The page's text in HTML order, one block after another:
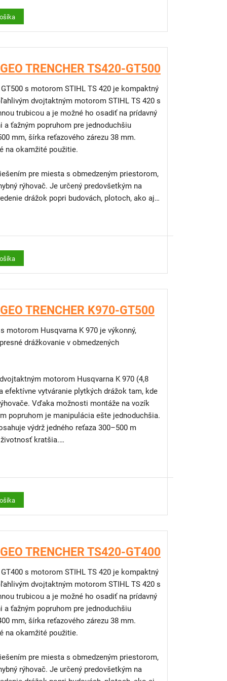
pre GeoTrencher
+ 3 skrutky
reťaze
vzduchového filtra)
need a GeoTrencher
3,7 kW
aj 25 mm a 60 mm)
plotoch, budovách a pre vývody k
prenos výkonu, minimálne opotrebenie, dlhá
výkon/hmotnosť, spoľahlivý štart a nízke
vďaka remeňu Poly-V, štartéru
Air Filtration™
valec a digitálne zapaľovanie spolu s
obsluhy pri dlhšom používaní
pre GeoTrencher
+ 3 skrutky
reťaze
vzduchového filtra)
need a GeoTrencher
TRENCHER TS420-GT500
s motorom STIHL TS 420 je kompaktný
dvojtaktným motorom STIHL TS 420 s
trubicou a je možné ho osadiť na prídavný
a ťažným popruhom pre jednoduchšiu
mm, šírka reťazového zárezu 38 mm.
na okamžité použitie.
pre miesta s obmedzeným priestorom,
rýhovač. Je určený predovšetkým na
drážok popri budovách, plotoch, ako aj
STIHL TS 420 je výkonný a univerzálny
špičku na trhu. Vďaka nízkej hmotnosti,
úrovni vibrácií zabezpečuje vysoký komfort
produktivitu. V kombinácii s voliteľným
systémom vrstveného plnenia, ktorý
spotrebu paliva a emisie. Výrazne obmedzuje
výfukových plynoch, čo vedie k čistejšej a
cez odstredivý mechanizmus zabezpečuje,
a odvádzaných mimo sací systém
servisný interval výmeny penového
prenos vibrácií z motora do rúk a paží
so strojom podstatne menej namáhavá a
znižuje silu potrebnú na naštartovanie
palivovou pumpou, niekoľkými stlačeniami
čas a námahu pri štarte – počet ťahov za
o 40 %. Palivo sa tým rýchlo dostane do
motora.
tomu, aby sa zmes paliva a vzduchu
TRENCHER K970-GT500
motorom Husqvarna K 970 je výkonný,
drážkovanie v obmedzených
motorom Husqvarna K 970 (4,8
efektívne vytváranie plytkých drážok tam, kde
Vďaka možnosti montáže na vozík
popruhom je manipulácia ešte jednoduchšia.
výdrž jedného reťaza 300–500 m
kratšia.
4,8 kW
aj 25 mm a 60 mm)
plotoch, budovách a pre vývody k
prenos výkonu, minimálne opotrebenie, dlhá
výkon/hmotnosť, spoľahlivý štart a nízke
vďaka remeňu Poly-V, štartéru
Air Filtration™
TRENCHER TS420-GT400
s motorom STIHL TS 420 je kompaktný
dvojtaktným motorom STIHL TS 420 s
trubicou a je možné ho osadiť na prídavný
a ťažným popruhom pre jednoduchšiu
mm, šírka reťazového zárezu 38 mm.
na okamžité použitie.
pre miesta s obmedzeným priestorom,
rýhovač. Je určený predovšetkým na